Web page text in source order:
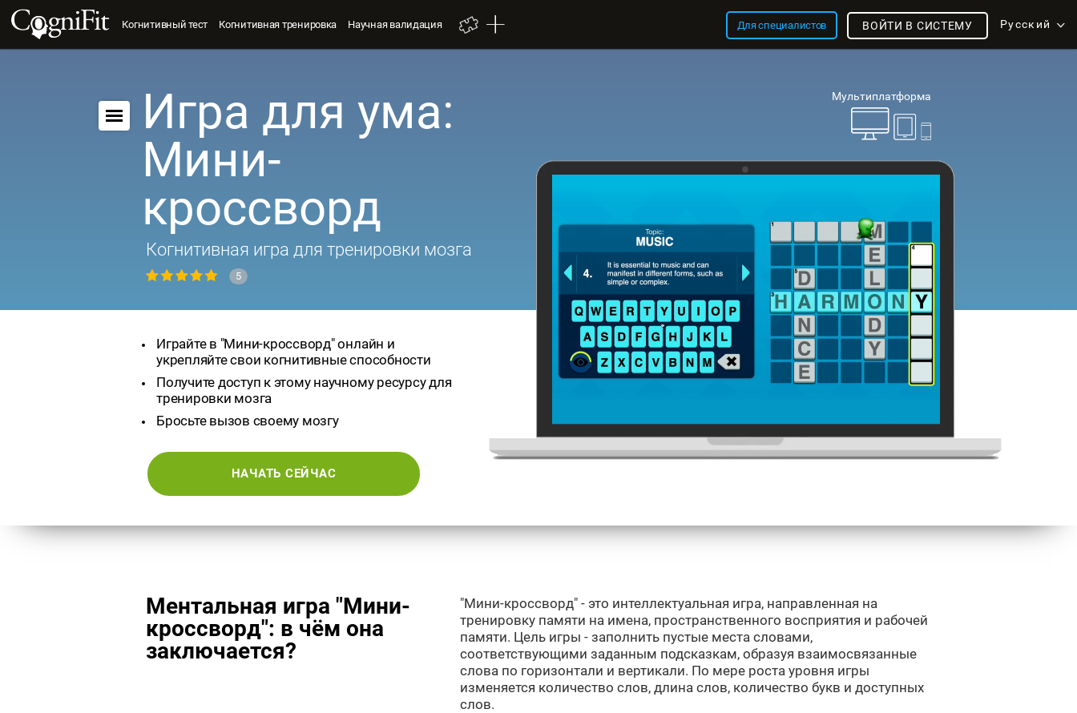
Когнитивный тест Когнитивная тренировка Научная валидация Для специалистов Русский
ВОЙТИ В СИСТЕМУ
Мультиплатформа
Игра для ума:
Мини-
кроссворд
Когнитивная игра для тренировки мозга
5
Играйте в "Мини-кроссворд" онлайн и
укрепляйте свои когнитивные способности
Получите доступ к этому научному ресурсу для
тренировки мозга
Бросьте вызов своему мозгу
НАЧАТЬ СЕЙЧАС
Ментальная игра "Мини-
кроссворд": в чём она
заключается?
"Мини-кроссворд" - это интеллектуальная игра, направленная на
тренировку памяти на имена, пространственного восприятия и рабочей
памяти. Цель игры - заполнить пустые места словами,
соответствующими заданным подсказкам, образуя взаимосвязанные
слова по горизонтали и вертикали. По мере роста уровня игры
изменяется количество слов, длина слов, количество букв и доступных
слов.